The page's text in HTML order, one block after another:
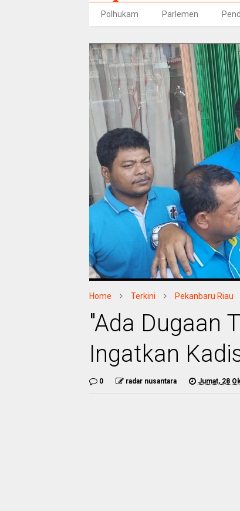
Polhukam Parlemen
Home Terkini Pekanbaru Riau
"Ada Dugaan
Ingatkan
0 radar nusantara Jumat, 28